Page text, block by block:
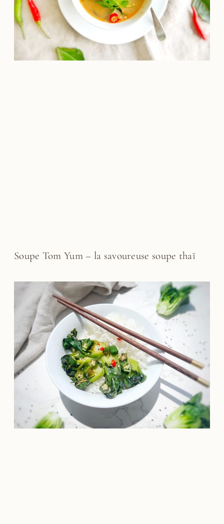
Soupe Tom Yum – la savoureuse soupe thaï